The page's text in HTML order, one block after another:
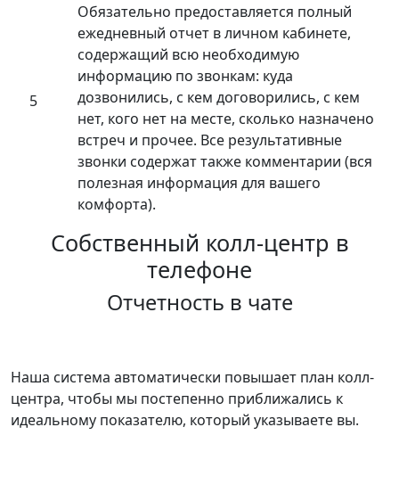
5
Обязательно предоставляется полный
ежедневный отчет в личном кабинете,
содержащий всю необходимую
информацию по звонкам: куда
дозвонились, с кем договорились, с кем
нет, кого нет на месте, сколько назначено
встреч и прочее. Все результативные
звонки содержат также комментарии (вся
полезная информация для вашего
комфорта).
Собственный колл-центр в
телефоне
Отчетность в чате
Наша система автоматически повышает план колл-
центра, чтобы мы постепенно приближались к
идеальному показателю, который указываете вы.